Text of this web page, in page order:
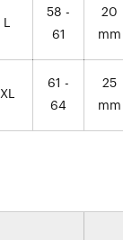
58 -
61
20
mm
XL
61 -
64
25
mm